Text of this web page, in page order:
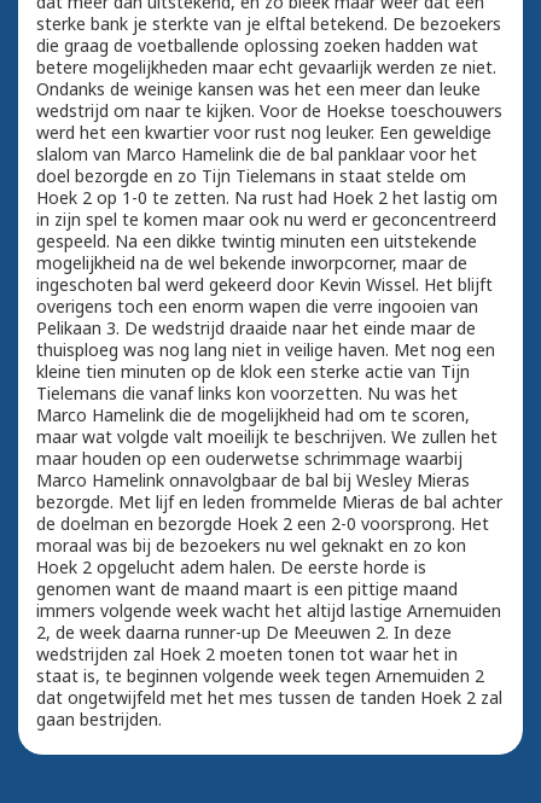
sterke bank je sterkte van je elftal betekend. De bezoekers
die graag de voetballende oplossing zoeken hadden wat
betere mogelijkheden maar echt gevaarlijk werden ze niet.
Ondanks de weinige kansen was het een meer dan leuke
wedstrijd om naar te kijken. Voor de Hoekse toeschouwers
werd het een kwartier voor rust nog leuker. Een geweldige
slalom van Marco Hamelink die de bal panklaar voor het
doel bezorgde en zo Tijn Tielemans in staat stelde om
Hoek 2 op 1-0 te zetten. Na rust had Hoek 2 het lastig om
in zijn spel te komen maar ook nu werd er geconcentreerd
gespeeld. Na een dikke twintig minuten een uitstekende
mogelijkheid na de wel bekende inworpcorner, maar de
ingeschoten bal werd gekeerd door Kevin Wissel. Het blijft
overigens toch een enorm wapen die verre ingooien van
Pelikaan 3. De wedstrijd draaide naar het einde maar de
thuisploeg was nog lang niet in veilige haven. Met nog een
kleine tien minuten op de klok een sterke actie van Tijn
Tielemans die vanaf links kon voorzetten. Nu was het
Marco Hamelink die de mogelijkheid had om te scoren,
maar wat volgde valt moeilijk te beschrijven. We zullen het
maar houden op een ouderwetse schrimmage waarbij
Marco Hamelink onnavolgbaar de bal bij Wesley Mieras
bezorgde. Met lijf en leden frommelde Mieras de bal achter
de doelman en bezorgde Hoek 2 een 2-0 voorsprong. Het
moraal was bij de bezoekers nu wel geknakt en zo kon
Hoek 2 opgelucht adem halen. De eerste horde is
genomen want de maand maart is een pittige maand
immers volgende week wacht het altijd lastige Arnemuiden
2, de week daarna runner-up De Meeuwen 2. In deze
wedstrijden zal Hoek 2 moeten tonen tot waar het in
staat is, te beginnen volgende week tegen Arnemuiden 2
dat ongetwijfeld met het mes tussen de tanden Hoek 2 zal
gaan bestrijden.